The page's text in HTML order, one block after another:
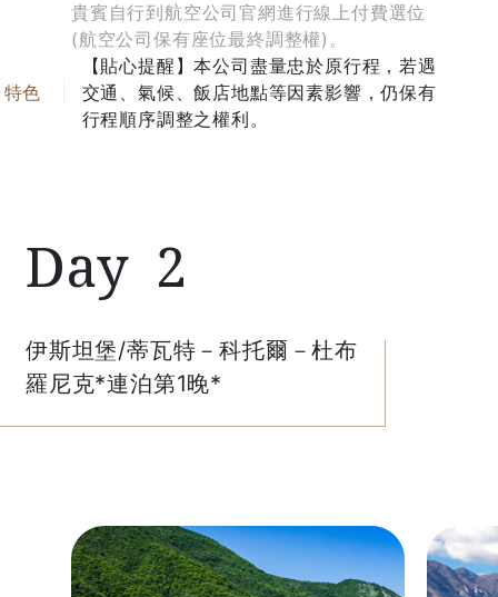
航體驗，享受優雅細膩的服務，翱翔綺麗國度。
貴賓自行到航空公司官網進行線上付費選位
(航空公司保有座位最終調整權)。
【貼心提醒】本公司盡量忠於原行程，若遇
交通、氣候、飯店地點等因素影響，仍保有
行程順序調整之權利。
2
伊斯坦堡/蒂瓦特－科托爾－杜布
羅尼克*連泊第1晚*